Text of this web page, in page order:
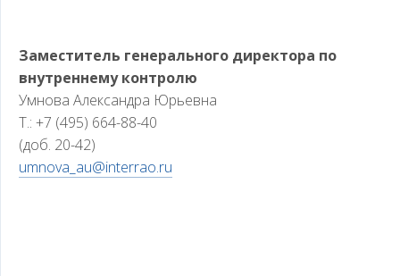
Заместитель генерального директора по
внутреннему контролю
Умнова Александра Юрьевна
Т.: +7 (495) 664-88-40
(доб. 20-42)
umnova_au@interrao.ru